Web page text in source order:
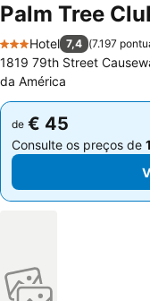
Palm Tree
3 Estrelas
Hotel 7,4 (7.197
1819 79th Street
da América
de € 45
Consulte os preços de
de € 45
Consulte os preços de